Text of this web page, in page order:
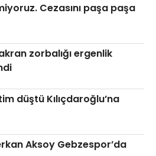
Cezasını paşa paşa
zorbalığı ergenlik
düştü Kılıçdaroğlu’na
Aksoy Gebzespor’da